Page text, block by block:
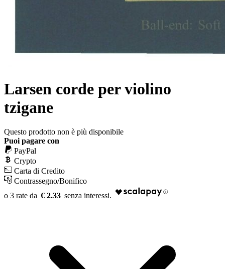
Larsen corde per violino
tzigane
Questo prodotto non è più disponibile
Puoi pagare con
PayPal
Crypto
Carta di Credito
Contrassegno/Bonifico
€ 2.33